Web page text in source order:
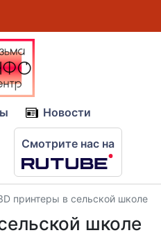
Новости
Смотрите нас на
принтеры в сельской школе
школе